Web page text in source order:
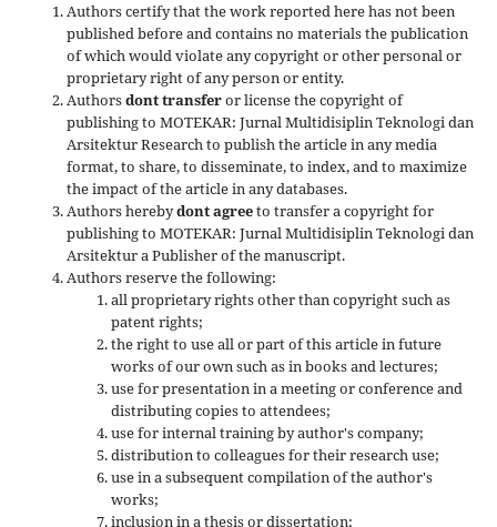
Authors certify that the work reported here has not been
published before and contains no materials the publication
of which would violate any copyright or other personal or
proprietary right of any person or entity.
Authorsdont transferor license the copyright of
publishing to MOTEKAR: Jurnal Multidisiplin Teknologi dan
Arsitektur Research to publish the article in any media
format, to share, to disseminate, to index, and to maximize
the impact of the article in any databases.
Authors herebydont agreeto transfer a copyright for
publishing to MOTEKAR: Jurnal Multidisiplin Teknologi dan
Arsitektur a Publisher of the manuscript.
Authors reserve the following:
all proprietary rights other than copyright such as
patent rights;
the right to use all or part of this article in future
works of our own such as in books and lectures;
use for presentation in a meeting or conference and
distributing copies to attendees;
use for internal training by author's company;
distribution to colleagues for their research use;
use in a subsequent compilation of the author's
works;
inclusion in a thesis or dissertation;